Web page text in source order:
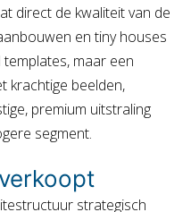
direct de kwaliteit van de
entiny houses
maar een
krachtige beelden,
premium uitstraling
segment.
strategisch